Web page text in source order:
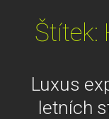
Štítek:
Luxus
letních